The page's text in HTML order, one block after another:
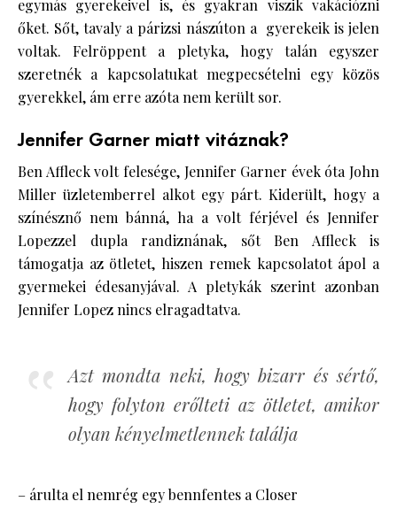
egymás gyerekeivel is, és gyakran viszik vakációzni
őket. Sőt, tavaly a párizsi nászúton a gyerekeik is jelen
voltak. Felröppent a pletyka, hogy talán egyszer
szeretnék a kapcsolatukat megpecsételni egy közös
gyerekkel, ám erre azóta nem került sor.
Jennifer Garner miatt vitáznak?
Ben Affleck volt felesége, Jennifer Garner évek óta John
Miller üzletemberrel alkot egy párt. Kiderült, hogy a
színésznő nem bánná, ha a volt férjével és Jennifer
Lopezzel dupla randiznának, sőt Ben Affleck is
támogatja az ötletet, hiszen remek kapcsolatot ápol a
gyermekei édesanyjával. A pletykák szerint azonban
Jennifer Lopez nincs elragadtatva.
Azt mondta neki, hogy bizarr és sértő,
hogy folyton erőlteti az ötletet, amikor
olyan kényelmetlennek találja
– árulta el nemrég egy bennfentes a Closer